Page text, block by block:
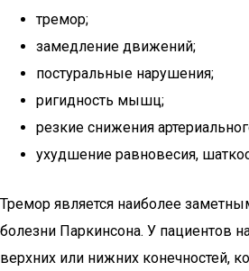
тремор;
замедление движений;
постуральные нарушения;
ригидность мышц;
резкие снижения
ухудшение равновесия,
Тремор является наиболее
болезни Паркинсона. У пациентов
верхних или нижних конечностей,